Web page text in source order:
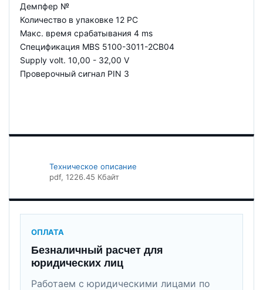
Демпфер №
Количество в упаковке 12 PC
Макс. время срабатывания 4 ms
Спецификация MBS 5100-3011-2CB04
Supply volt. 10,00 - 32,00 V
Проверочный сигнал PIN 3
Техническое описание
pdf, 1226.45 Кбайт
ОПЛАТА
Безналичный расчет для
юридических лиц
Работаем с юридическими лицами по